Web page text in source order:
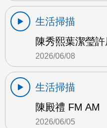
生活掃描
陳秀熙葉潔瑩
2026/06/08
生活掃描
陳殿禮 FM AM
2026/06/05